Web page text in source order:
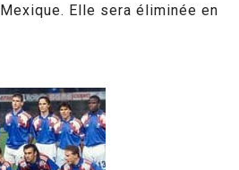
Elle sera éliminée en